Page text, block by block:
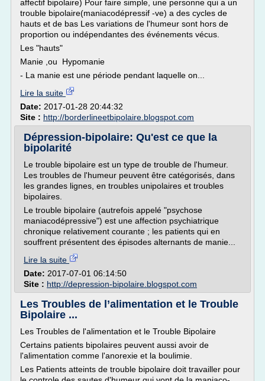
affectif bipolaire) Pour faire simple, une personne qui a un
trouble bipolaire(maniacodépressif -ve) a des cycles de
hauts et de bas Les variations de l'humeur sont hors de
proportion ou indépendantes des événements vécus.
Les "hauts"
Manie ,ou Hypomanie
- La manie est une période pendant laquelle on...
Lire la suite
Date: 2017-01-28 20:44:32
Site : http://borderlineetbipolaire.blogspot.com
Dépression-bipolaire: Qu'est ce que la
bipolarité
Le trouble bipolaire est un type de trouble de l'humeur.
Les troubles de l'humeur peuvent être catégorisés, dans
les grandes lignes, en troubles unipolaires et troubles
bipolaires.
Le trouble bipolaire (autrefois appelé "psychose
maniacodépressive") est une affection psychiatrique
chronique relativement courante ; les patients qui en
souffrent présentent des épisodes alternants de manie...
Lire la suite
Date: 2017-07-01 06:14:50
Site : http://depression-bipolaire.blogspot.com
Les Troubles de l’alimentation et le Trouble
Bipolaire ...
Les Troubles de l'alimentation et le Trouble Bipolaire
Certains patients bipolaires peuvent aussi avoir de
l'alimentation comme l'anorexie et la boulimie.
Les Patients atteints de trouble bipolaire doit travailler pour